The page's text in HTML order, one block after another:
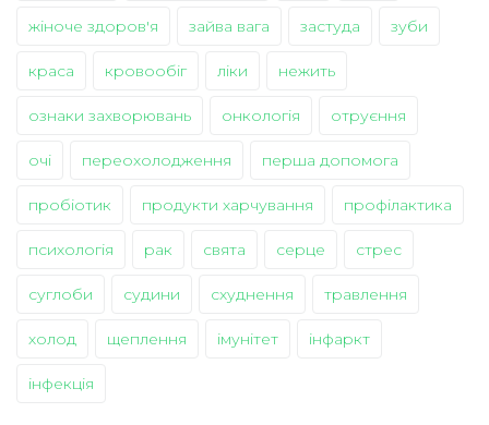
жіноче здоров'я зайва вага застуда зуби
краса кровообіг ліки нежить
ознаки захворювань онкологія отруєння
очі переохолодження перша допомога
пробіотик продукти харчування профілактика
психологія рак свята серце стрес
суглоби судини схуднення травлення
холод щеплення імунітет інфаркт
інфекція